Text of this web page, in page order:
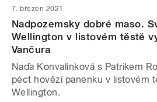
7. březen 2021
Nadpozemsky dobré maso.
Wellington v listovém těstě
Vančura
Naďa Konvalinková s Patrikem
péct hovězí panenku v listovém
Wellington.